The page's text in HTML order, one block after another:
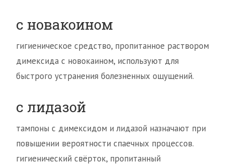
с новакоином
гигиеническое средство, пропитанное раствором
димексида с новокаином, используют для
быстрого устранения болезненных ощущений.
с лидазой
тампоны с димексидом и лидазой назначают при
повышении вероятности спаечных процессов.
гигиенический свёрток, пропитанный